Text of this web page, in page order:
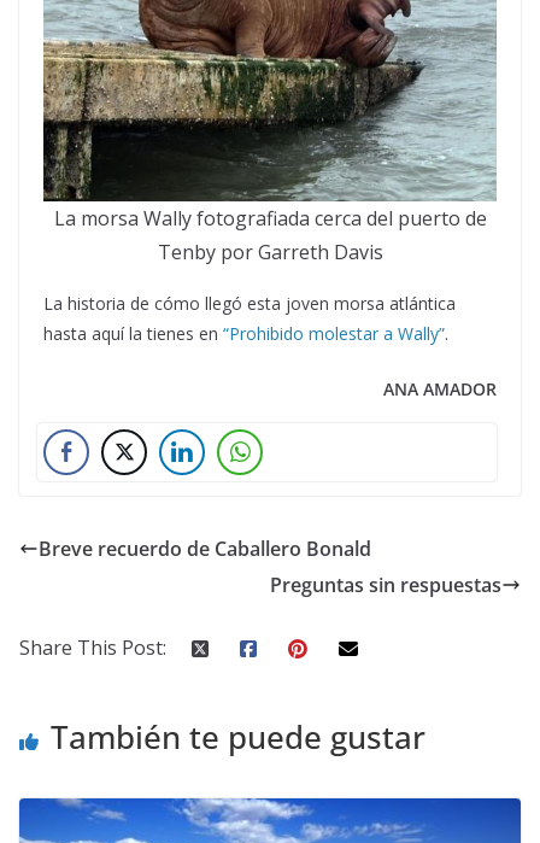
La morsa Wally fotografiada cerca del puerto de
Tenby por Garreth Davis
La historia de cómo llegó esta joven morsa atlántica
hasta aquí la tienes en “Prohibido molestar a Wally”.
ANA AMADOR
Breve recuerdo de Caballero Bonald
Preguntas sin respuestas
Share This Post:
También te puede gustar